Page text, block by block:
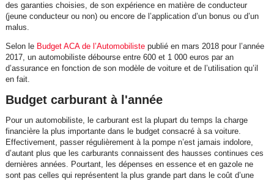
des garanties choisies, de son expérience en matière de conducteur
(jeune conducteur ou non) ou encore de l’application d’un bonus ou d’un
malus.
Selon le Budget ACA de l’Automobilistepublié en mars 2018 pour l’année
2017, un automobiliste débourse entre 600 et 1 000 euros par an
d’assurance en fonction de son modèle de voiture et de l’utilisation qu’il
en fait.
Budget carburant à l'année
Pour un automobiliste, le carburant est la plupart du temps la charge
financière la plus importante dans le budget consacré à sa voiture.
Effectivement, passer régulièrement à la pompe n’est jamais indolore,
d’autant plus que les carburants connaissent des hausses continues ces
dernières années. Pourtant, les dépenses en essence et en gazole ne
sont pas celles qui représentent la plus grande part dans le coût d’une